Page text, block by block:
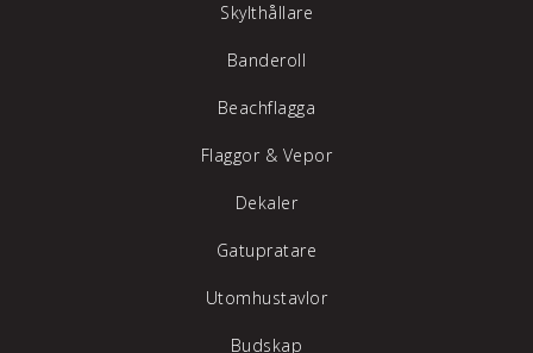
Skylthållare
Banderoll
Beachflagga
Flaggor & Vepor
Dekaler
Gatupratare
Utomhustavlor
Budskap